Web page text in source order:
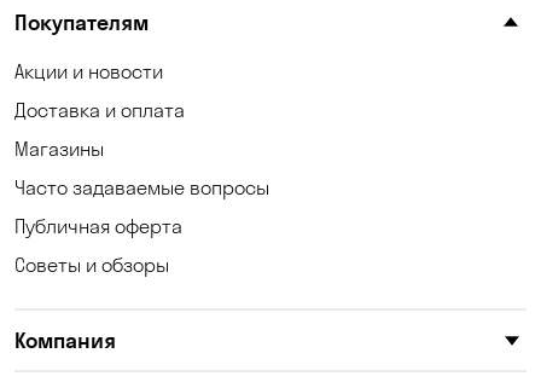
Клинцы
Корсунцы
Коцюбинское
Кривой Рог
Кропивницкий
Покупателям
Акции и новости
Доставка и оплата
Магазины
Часто задаваемые вопросы
Публичная оферта
Советы и обзоры
Компания